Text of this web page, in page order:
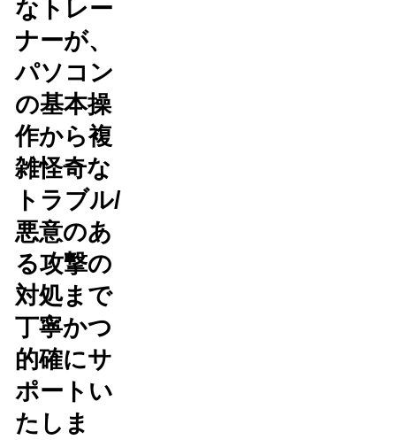
なトレー
ナーが、
パソコン
の基本操
作から複
雑怪奇な
トラブル/
悪意のあ
る攻撃の
対処まで
丁寧かつ
的確にサ
ポートい
たしま